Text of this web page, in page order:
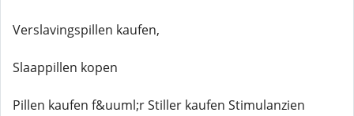
Verslavingspillen kaufen,
Slaappillen kopen
Pillen kaufen f&uuml;r Stiller kaufen Stimulanzien